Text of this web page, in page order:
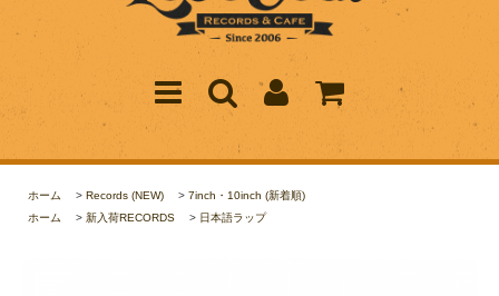
ホーム > Records (NEW) > 7inch・10inch (新着順)
ホーム
> 新入荷RECORDS > 日本語ラップ